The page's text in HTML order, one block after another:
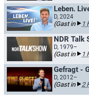
Leben.
D, 2024
(Gast in 1
NDR Talk
D, 1979–
(Gast in 1
Gefragt -
D, 2012–
(Gast in 2